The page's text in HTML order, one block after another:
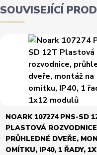
SOUVISEJÍCÍ
NOARK 107274 PNS-SD
PLASTOVÁ
PRŮHLEDNÉ DVEŘE,
OMÍTKU, IP40, 1 ŘADY,